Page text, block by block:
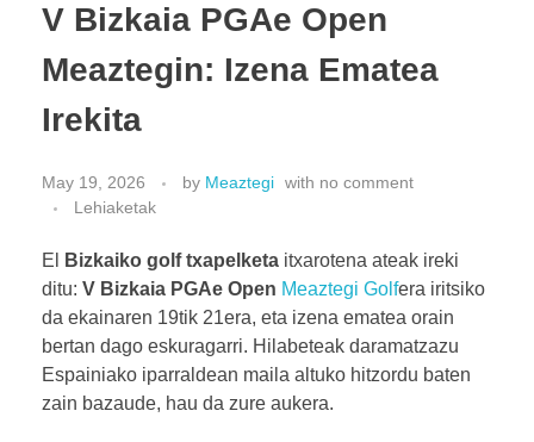
V Bizkaia PGAe Open
Meaztegin: Izena Ematea
Irekita
May 19, 2026 by Meaztegi with no comment
Lehiaketak
El Bizkaiko golf txapelketa itxarotena ateak ireki
ditu: V Bizkaia PGAe Open Meaztegi Golfera iritsiko
da ekainaren 19tik 21era, eta izena ematea orain
bertan dago eskuragarri. Hilabeteak daramatzazu
Espainiako iparraldean maila altuko hitzordu baten
zain bazaude, hau da zure aukera.